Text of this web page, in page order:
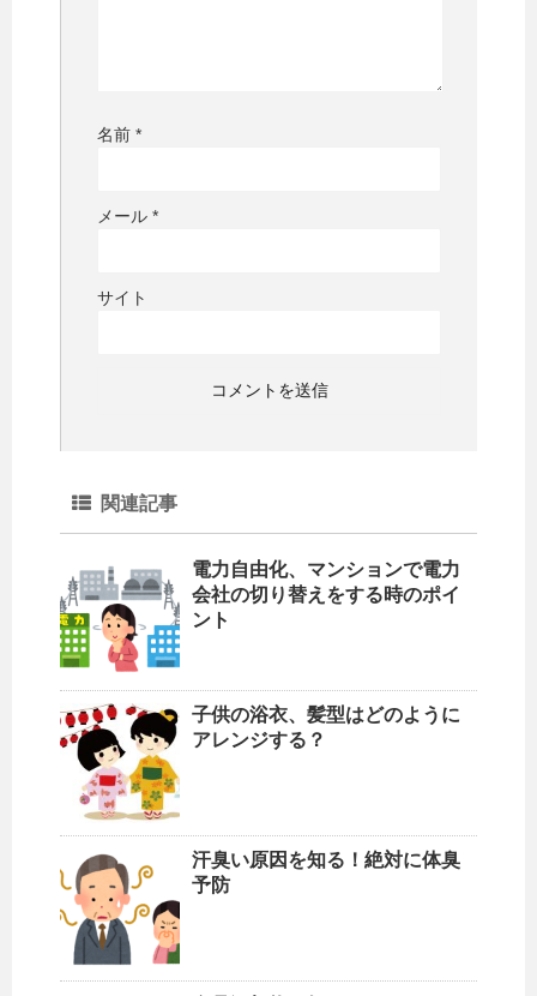
名前 *
メール *
サイト
関連記事
電力自由化、マンションで電力
会社の切り替えをする時のポイ
ント
子供の浴衣、髪型はどのように
アレンジする？
汗臭い原因を知る！絶対に体臭
予防